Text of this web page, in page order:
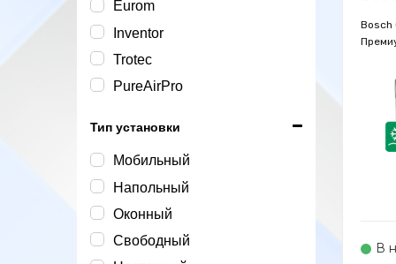
Eurom
Inventor
Trotec
PureAirPro
Тип установки
Мобильный
Напольный
Оконный
Свободный
Bosch
В